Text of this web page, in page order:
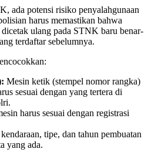
ada potensi risiko penyalahgunaan
harus memastikan bahwa
ulang pada STNK baru benar-
terdaftar sebelumnya.
Mesin ketik (stempel nomor rangka)
sesuai dengan yang tertera di
harus sesuai dengan registrasi
tipe, dan tahun pembuatan
yang ada.